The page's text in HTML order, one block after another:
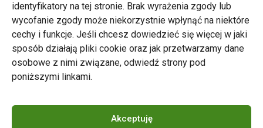
identyfikatory na tej stronie. Brak wyrażenia zgody lub
wycofanie zgody może niekorzystnie wpłynąć na niektóre
cechy i funkcje. Jeśli chcesz dowiedzieć się więcej w jaki
sposób działają pliki cookie oraz jak przetwarzamy dane
osobowe z nimi związane, odwiedź strony pod
poniższymi linkami.
Akceptuję
Napisz do nas
tel. 61 646 33 44
ul. Matejki 59, 60-770 Poznań